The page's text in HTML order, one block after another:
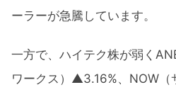
ーラーが急騰しています。
一方で、ハイテク株が弱く
ワークス）▲3.16%、NOW（